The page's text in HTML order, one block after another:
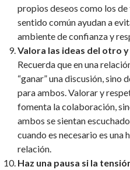
propios deseos como los
sentido común ayudan a
ambiente de confianza y
Valora las ideas del otro
Recuerda que en una
“ganar” una discusión, sino
para ambos. Valorar y
fomenta la colaboración,
ambos se sientan
cuando es necesario es
relación.
Haz una pausa si la